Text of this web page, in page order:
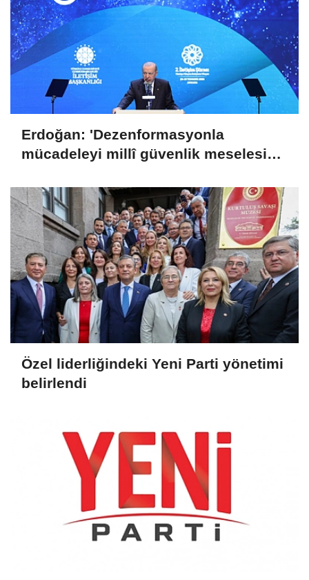
Erdoğan: 'Dezenformasyonla
mücadeleyi millî güvenlik meselesi
Özel liderliğindeki Yeni Parti yönetimi
belirlendi